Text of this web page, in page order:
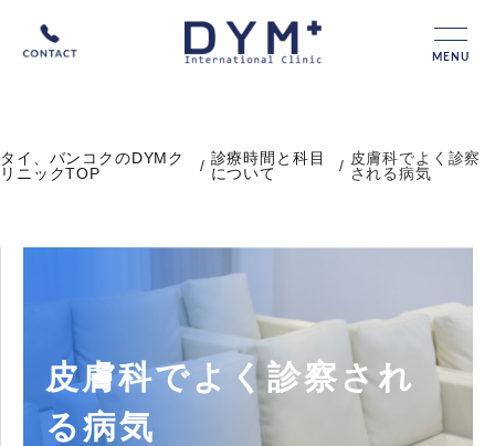
MENU
タイ、バンコクのDYMク
リニックTOP
/ 診療時間と科目
について
/ 皮膚科でよく診察
される病気
皮膚科でよく診察され
る病気